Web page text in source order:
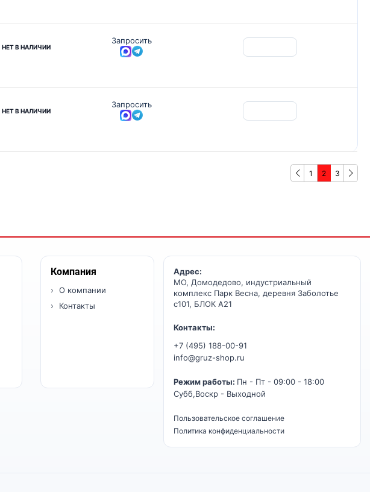
НЕТ В НАЛИЧИИ
Запросить
НЕТ В НАЛИЧИИ
Запросить
1 2 3
Компания
О компании
Контакты
Адрес:
МО, Домодедово, индустриальный
комплекс Парк Весна, деревня Заболотье
с101, БЛОК А21
Контакты:
+7 (495) 188-00-91
info@gruz-shop.ru
Режим работы: Пн - Пт - 09:00 - 18:00
Субб,Воскр - Выходной
Пользовательское соглашение
Политика конфиденциальности